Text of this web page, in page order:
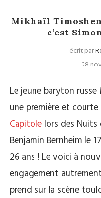
Mikhaïl
c’est
écrit par
28
Le jeune baryton
une première et
Capitole lors des
Benjamin Bernheim le
26 ans ! Le voici à
engagement
prend sur la scène